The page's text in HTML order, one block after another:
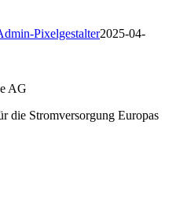
Pixelgestalter2025-04-
AG
die Stromversorgung Europas